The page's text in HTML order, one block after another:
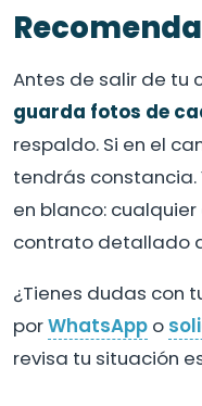
Antes de salir de tu
guarda fotos de
respaldo. Si en el
tendrás
en blanco:
contrato detallado
¿Tienes dudas con
porWhatsApp o
revisa tu situación